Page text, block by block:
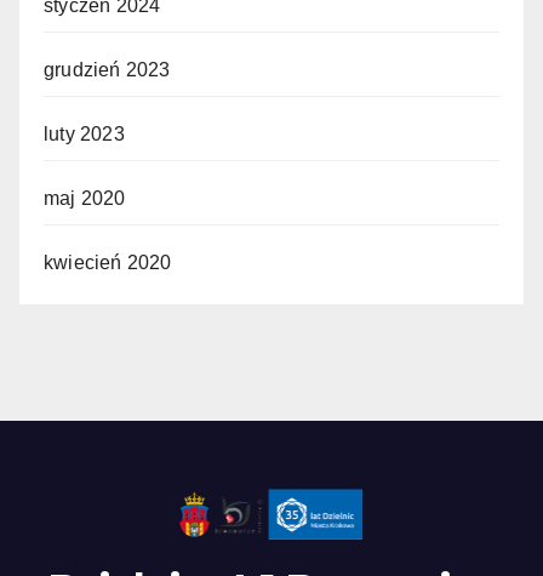
styczeń 2024
grudzień 2023
luty 2023
maj 2020
kwiecień 2020